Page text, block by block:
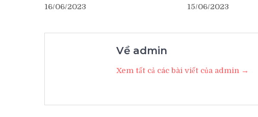
16/06/2023 15/06/2023
Về admin
Xem tất cả các bài viết của admin →